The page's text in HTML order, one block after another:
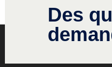
Des